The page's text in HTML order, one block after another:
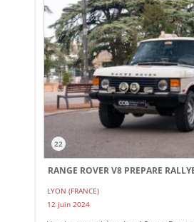
22
RANGE ROVER V8 PREPARE
LYON (FRANCE)
12 juin 2024